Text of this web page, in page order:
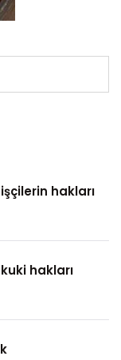
hakları
hakları